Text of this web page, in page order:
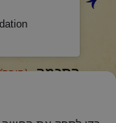
הסכמה
אני